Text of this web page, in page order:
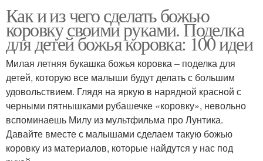
Как и из чего сделать божью
коровку своими руками. Поделка
для детей божья коровка: 100 идеи
Милая летняя букашка божья коровка – поделка для
детей, которую все малыши будут делать с большим
удовольствием. Глядя на яркую в нарядной красной с
черными пятнышками рубашечке «коровку», невольно
вспоминаешь Милу из мультфильма про Лунтика.
Давайте вместе с малышами сделаем такую божью
коровку из материалов, которые найдутся у нас под